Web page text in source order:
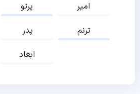
پرتو
امیر
پدر
ترنم
ابعاد